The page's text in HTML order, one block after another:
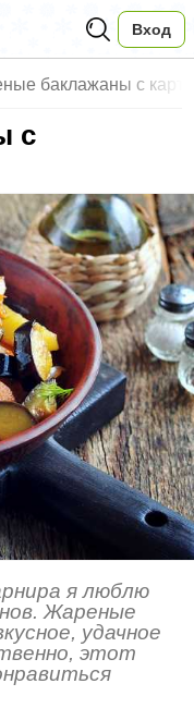
Вход
баклажаны с
с
я люблю
Жареные
удачное
этот